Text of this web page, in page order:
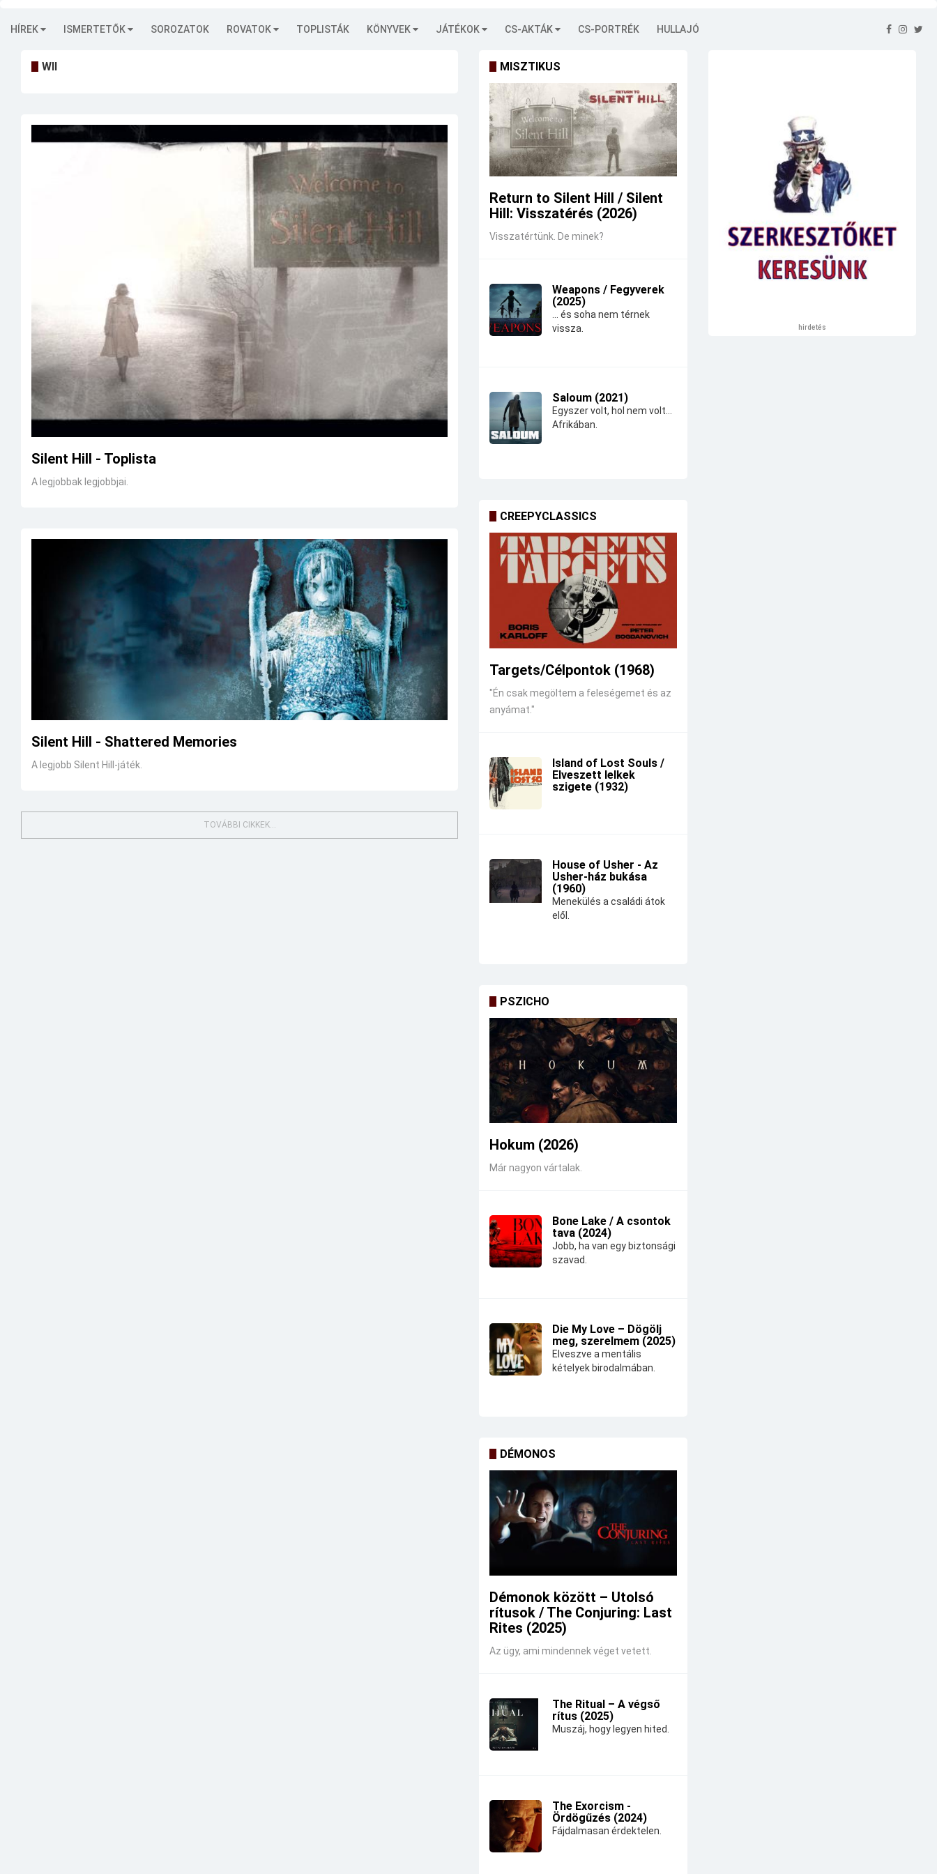
HÍREK ISMERTETŐK SOROZATOK ROVATOK TOPLISTÁK KÖNYVEK JÁTÉKOK CS-AKTÁK CS-PORTRÉK HULLAJÓ
WII
Silent Hill - Toplista
A legjobbak legjobbjai.
Silent Hill - Shattered Memories
A legjobb Silent Hill-játék.
TOVÁBBI CIKKEK...
MISZTIKUS
Return to Silent Hill / Silent
Hill: Visszatérés (2026)
Visszatértünk. De minek?
Weapons / Fegyverek
(2025)
... és soha nem térnek
vissza.
Saloum (2021)
Egyszer volt, hol nem volt...
Afrikában.
CREEPYCLASSICS
Targets/Célpontok (1968)
"Én csak megöltem a feleségemet és az
anyámat."
Island of Lost Souls /
Elveszett lelkek
szigete (1932)
House of Usher - Az
Usher-ház bukása
(1960)
Menekülés a családi átok
elől.
PSZICHO
Hokum (2026)
Már nagyon vártalak.
Bone Lake / A csontok
tava (2024)
Jobb, ha van egy biztonsági
szavad.
Die My Love – Dögölj
meg, szerelmem (2025)
Elveszve a mentális
kételyek birodalmában.
DÉMONOS
Démonok között – Utolsó
rítusok / The Conjuring: Last
Rites (2025)
Az ügy, ami mindennek véget vetett.
The Ritual – A végső
rítus (2025)
Muszáj, hogy legyen hited.
The Exorcism -
Ördögűzés (2024)
Fájdalmasan érdektelen.
hirdetés